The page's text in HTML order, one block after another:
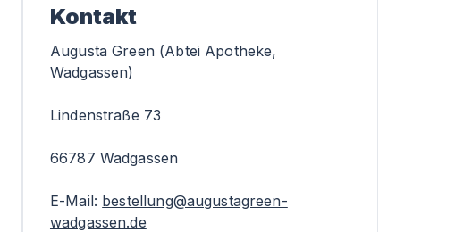
Kontakt
Augusta Green (Abtei Apotheke,
Wadgassen)
Lindenstraße 73
66787 Wadgassen
E-Mail: bestellung@augustagreen-
wadgassen.de